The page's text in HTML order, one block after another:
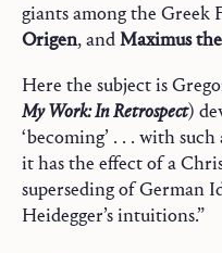
giants among the Greek
Origen, andMaximus
Here the subject is
My Work: In Retrospect)
‘becoming’ . . . with
it has the effect of a
superseding of German
Heidegger’s intuitions.”